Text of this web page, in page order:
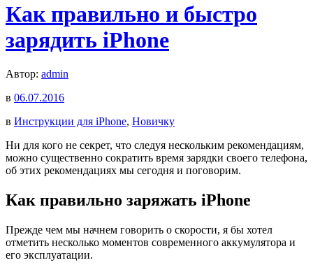
Как правильно и быстро
зарядить iPhone
Автор: admin
в 06.07.2016
в Инструкции для iPhone, Новичку
Ни для кого не секрет, что следуя нескольким рекомендациям,
можно существенно сократить время зарядки своего телефона,
об этих рекомендациях мы сегодня и поговорим.
Как правильно заряжать iPhone
Прежде чем мы начнем говорить о скорости, я бы хотел
отметить несколько моментов современного аккумулятора и
его эксплуатации.